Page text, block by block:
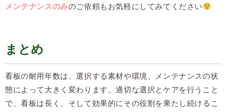
メンテナンスのみのご依頼もお気軽にしてみてください
まとめ
看板の耐用年数は、選択する素材や環境、メンテナンスの状
態によって大きく変わります。適切な選択とケアを行うこと
で、看板は長く、そして効果的にその役割を果たし続けるこ